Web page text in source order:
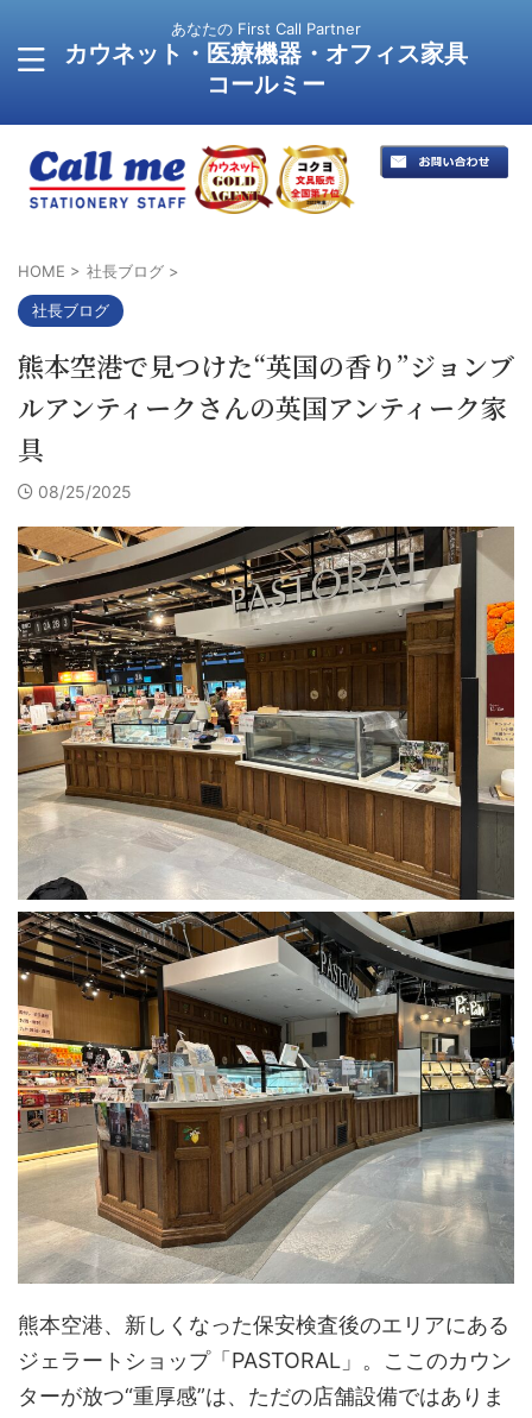
あなたの First Call Partner
カウネット・医療機器・オフィス家具
コールミー
HOME > 社長ブログ >
社長ブログ
熊本空港で見つけた“英国の香り”ジョンブ
ルアンティークさんの英国アンティーク家
具
08/25/2025
熊本空港、新しくなった保安検査後のエリアにある
ジェラートショップ「PASTORAL」。ここのカウン
ターが放つ“重厚感”は、ただの店舗設備ではありま